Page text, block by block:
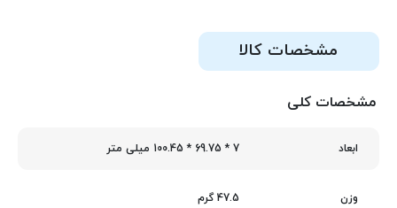
مشخصات کالا
مشخصات کلی
ابعاد 7 * 69.75 * 100.45 میلی متر
وزن 47.5 گرم